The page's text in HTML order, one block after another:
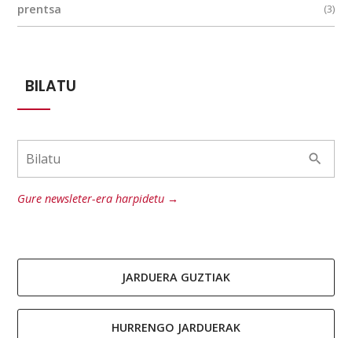
prentsa (3)
BILATU
Gure newsleter-era harpidetu →
JARDUERA GUZTIAK
HURRENGO JARDUERAK